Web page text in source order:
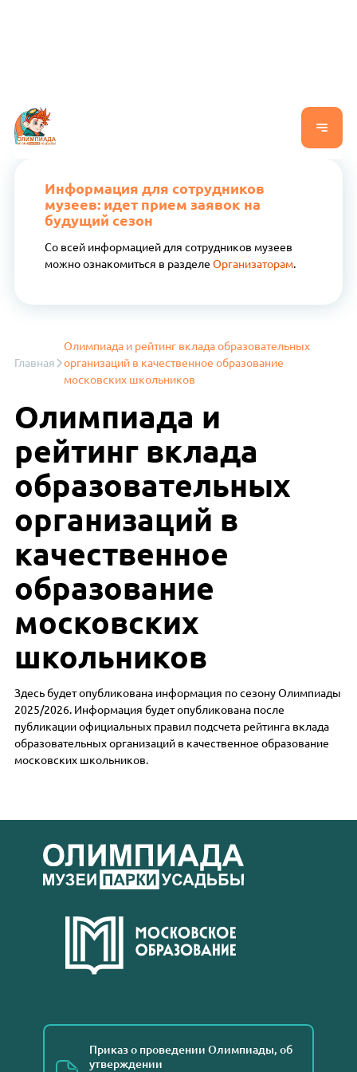
Информация для сотрудников
музеев: идет прием заявок на
будущий сезон
Со всей информацией для сотрудников музеев
можно ознакомиться в разделе Организаторам.
Главная
Олимпиада и рейтинг вклада образовательных
организаций в качественное образование
московских школьников
Олимпиада и
рейтинг вклада
образовательных
организаций в
качественное
образование
московских
школьников
Здесь будет опубликована информация по сезону Олимпиады
2025/2026. Информация будет опубликована после
публикации официальных правил подсчета рейтинга вклада
образовательных организаций в качественное образование
московских школьников.
Приказ о проведении Олимпиады, об
утверждении